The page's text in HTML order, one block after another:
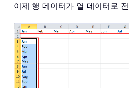
이제 행 데이터가 열 데이터로 전